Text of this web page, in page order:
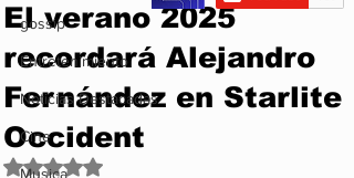
gossip
Entretenimiento
Noticias Destacadas
Cine
Musica
El verano 2025
recordará Alejandro
Fernández en Starlite
Occident
Obtuvo NaN de 5 estrellas.